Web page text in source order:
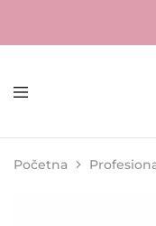
FAME
za
Početna